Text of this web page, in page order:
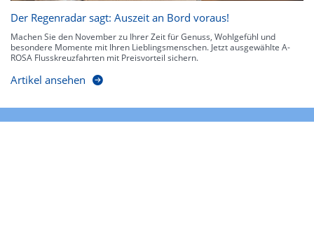
Der Regenradar sagt: Auszeit an Bord voraus!
Machen Sie den November zu Ihrer Zeit für Genuss, Wohlgefühl und
besondere Momente mit Ihren Lieblingsmenschen. Jetzt ausgewählte A-
ROSA Flusskreuzfahrten mit Preisvorteil sichern.
Artikel ansehen